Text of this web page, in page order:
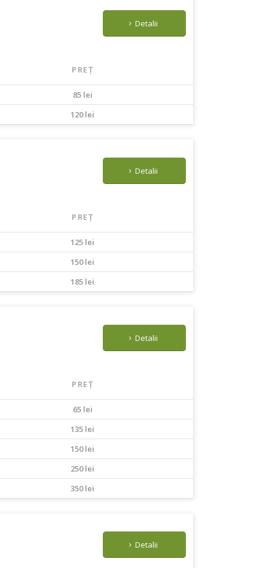
Detalii
PREȚ
85 lei
120 lei
Detalii
PREȚ
125 lei
150 lei
185 lei
Detalii
PREȚ
65 lei
135 lei
150 lei
250 lei
350 lei
Detalii